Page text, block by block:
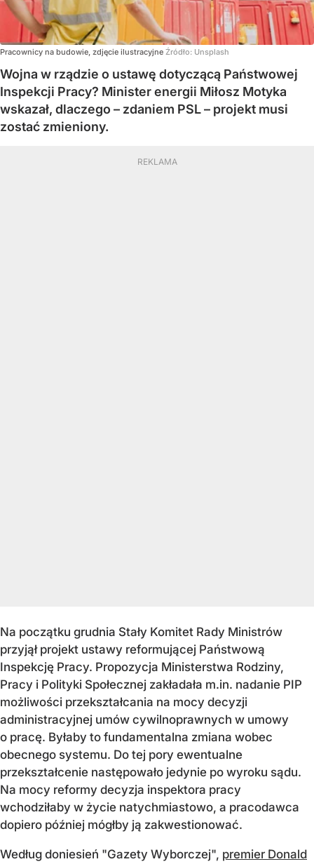
Pracownicy na budowie, zdjęcie ilustracyjne Źródło: Unsplash
Wojna w rządzie o ustawę dotyczącą Państwowej
Inspekcji Pracy? Minister energii Miłosz Motyka
wskazał, dlaczego – zdaniem PSL – projekt musi
zostać zmieniony.
Na początku grudnia Stały Komitet Rady Ministrów
przyjął projekt ustawy reformującej Państwową
Inspekcję Pracy. Propozycja Ministerstwa Rodziny,
Pracy i Polityki Społecznej zakładała m.in. nadanie PIP
możliwości przekształcania na mocy decyzji
administracyjnej umów cywilnoprawnych w umowy
o pracę. Byłaby to fundamentalna zmiana wobec
obecnego systemu. Do tej pory ewentualne
przekształcenie następowało jedynie po wyroku sądu.
Na mocy reformy decyzja inspektora pracy
wchodziłaby w życie natychmiastowo, a pracodawca
dopiero później mógłby ją zakwestionować.
Według doniesień "Gazety Wyborczej", premier Donald